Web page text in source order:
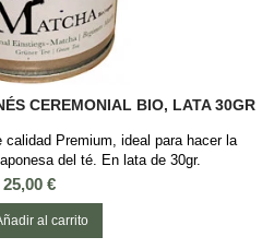
CEREMONIAL BIO, LATA 30GR
Premium, ideal para hacer la
del té. En lata de 30gr.
Precio
25,00 €
al carrito